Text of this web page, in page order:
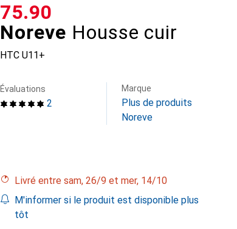
Noreve Housse cuir
HTC U11+
CHF
75.90
2
Évaluations Marque
Plus de produits
Noreve
Livré entre sam, 26/9 et mer, 14/10
M'informer si le produit est disponible plus
tôt